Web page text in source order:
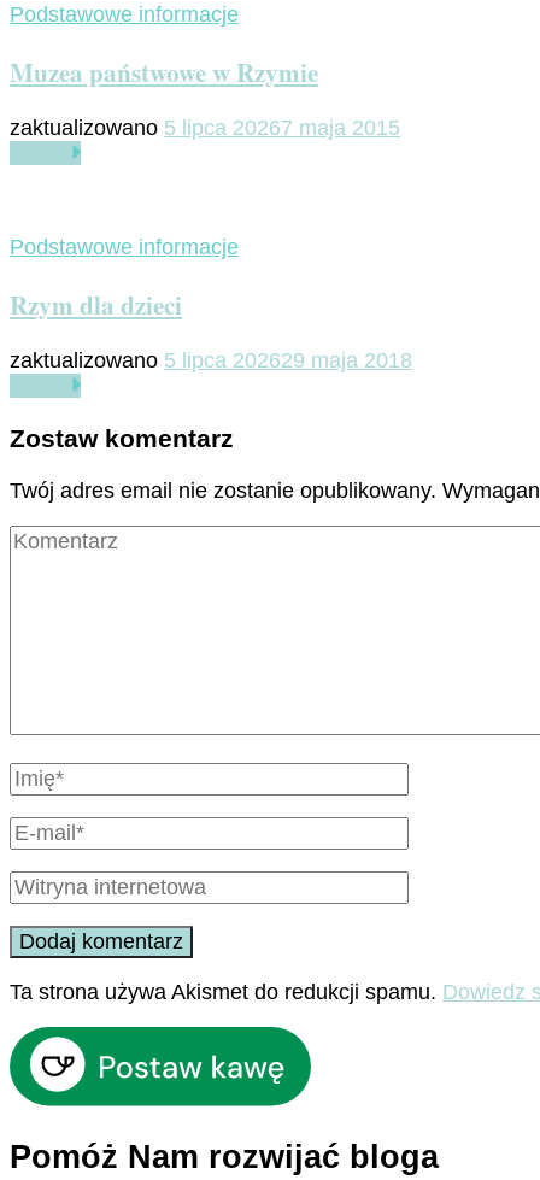
Podstawowe informacje
Muzea państwowe w Rzymie
zaktualizowano 5 lipca 20267 maja 2015
Podstawowe informacje
Rzym dla dzieci
zaktualizowano 5 lipca 202629 maja 2018
Zostaw komentarz
Twój adres email nie zostanie opublikowany.
Ta strona używa Akismet do redukcji spamu. Dowiedz
Pomóż Nam rozwijać bloga